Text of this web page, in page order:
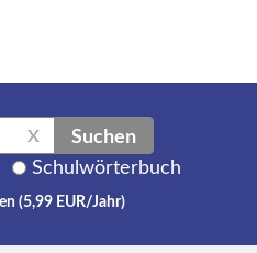
X Suchen
Schulwörterbuch
(5,99 EUR/Jahr)